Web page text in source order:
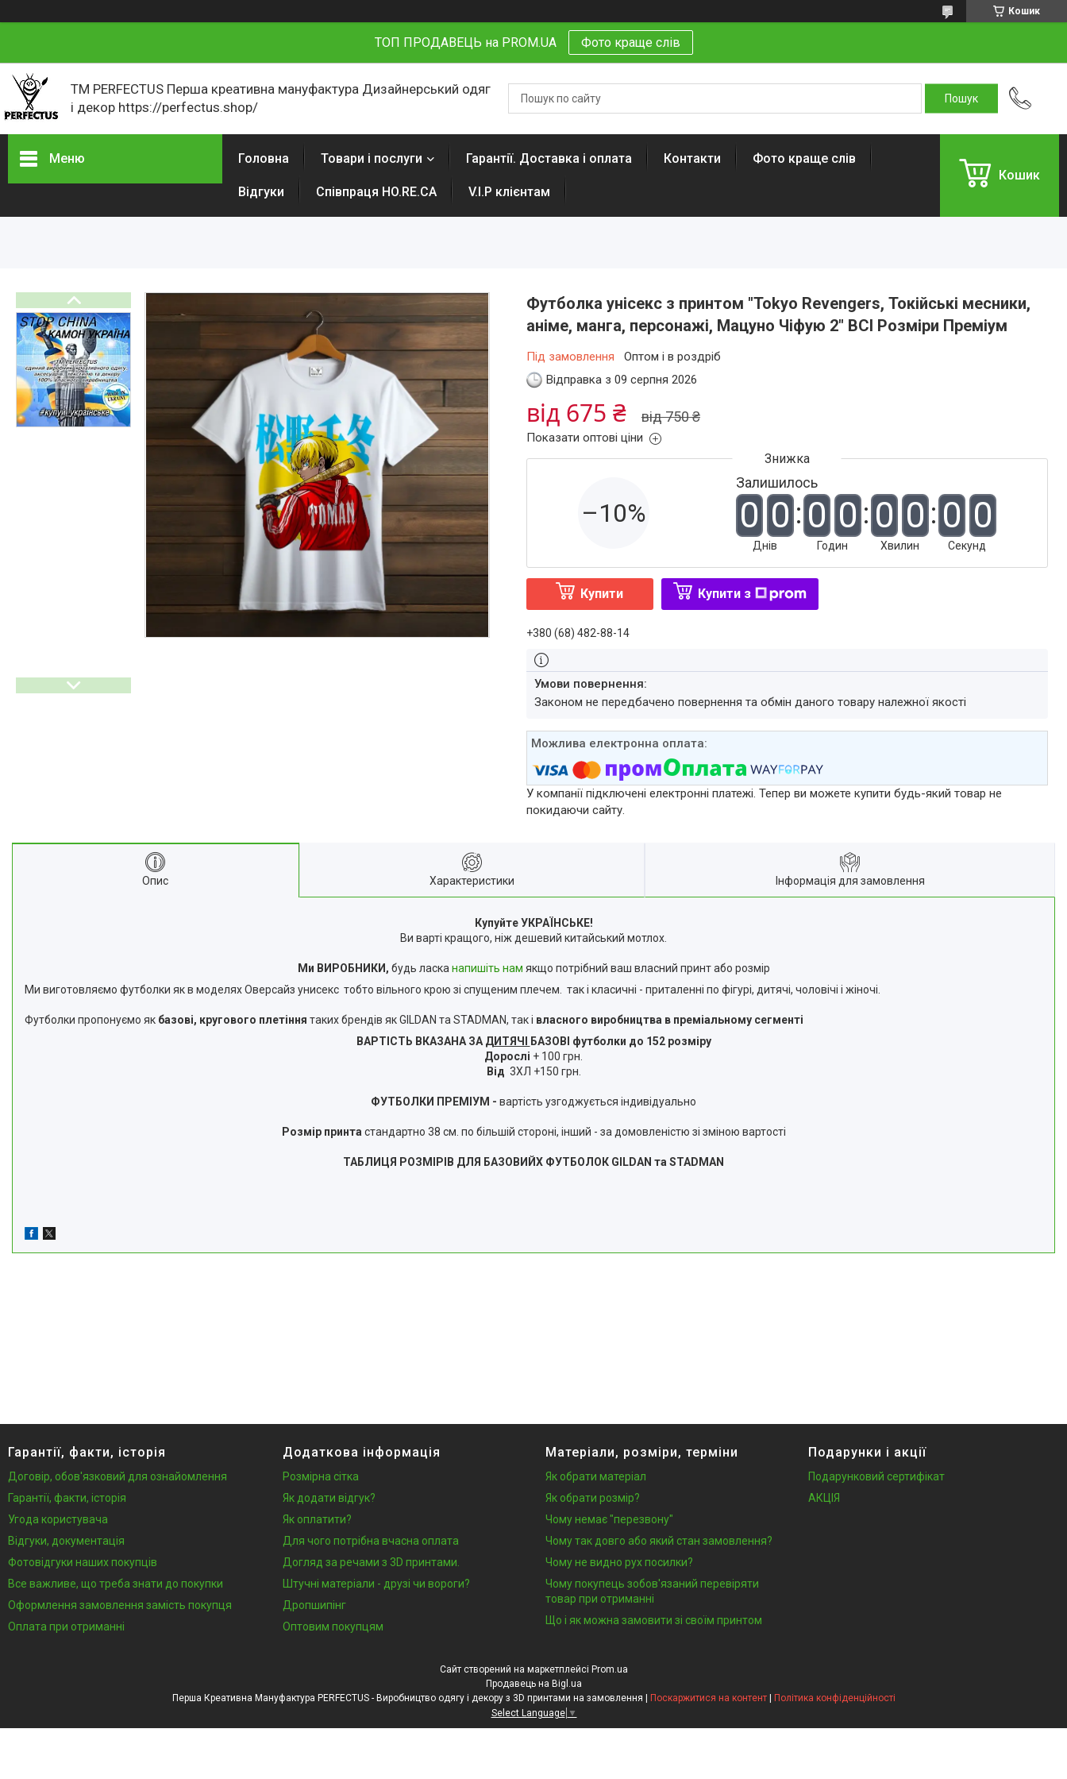
Кошик
ТОП ПРОДАВЕЦЬ на PROM.UA Фото краще слів
ТМ PERFECTUS Перша креативна мануфактура Дизайнерський одяг
і декор https://perfectus.shop/
Меню
Портфоліо
Фотогалерея
Прайси
Статті
F.A.Q
Головна Товари і послуги Гарантії. Доставка і оплата Контакти Фото краще слів
Відгуки Співпраця HO.RE.CA V.I.P клієнтам
Кошик
Футболка унісекс з принтом "Tokyo Revengers, Токійські месники,
аніме, манга, персонажі, Мацуно Чіфую 2" ВСІ Розміри Преміум
Під замовлення
Оптом і в роздріб
Відправка з 09 серпня 2026
від 750 ₴
від 675 ₴
Показати оптові ціни
–10%
Залишилось
0 0
Днів
0 0
Годин
0 0
Хвилин
0 0
Секунд
Купити Купити з
+380 (68) 482-88-14
Законом не передбачено повернення та обмін даного товару належної якості
У компанії підключені електронні платежі. Тепер ви можете купити будь-який товар не
покидаючи сайту.
Опис Характеристики Інформація для замовлення
Купуйте УКРАЇНСЬКЕ!
Ви варті кращого, ніж дешевий китайський мотлох.
Ми ВИРОБНИКИ, будь ласка напишіть нам якщо потрібний ваш власний принт або розмір
Ми виготовляємо футболки як в моделях Оверсайз унисекс тобто вільного крою зі спущеним плечем. так і класичні - приталенні по фігурі, дитячі, чоловічі і жіночі.
Футболки пропонуємо як базові, кругового плетіння таких брендів як GILDAN та STADMAN, так і власного виробництва в преміальному сегменті
ВАРТІСТЬ ВКАЗАНА ЗА ДИТЯЧІ
БАЗОВІ футболки до 152 розміру
Дорослі + 100 грн.
Від 3ХЛ +150 грн.
ФУТБОЛКИ ПРЕМІУМ - вартість узгоджується індивідуально
Розмір принта стандартно 38 см. по більшій стороні, інший - за домовленістю зі зміною вартості
ТАБЛИЦЯ РОЗМІРІВ ДЛЯ БАЗОВИЙХ ФУТБОЛОК GILDAN та STADMAN
Гарантії, факти, історія
Договір, обов'язковий для ознайомлення
Гарантії, факти, історія
Угода користувача
Відгуки, документація
Фотовідгуки наших покупців
Все важливе, що треба знати до покупки
Оформлення замовлення замість покупця
Оплата при отриманні
Додаткова інформація
Розмірна сітка
Як додати відгук?
Як оплатити?
Для чого потрібна вчасна оплата
Догляд за речами з 3D принтами.
Штучні матеріали - друзі чи вороги?
Дропшипінг
Оптовим покупцям
Матеріали, розміри, терміни
Як обрати матеріал
Як обрати розмір?
Чому немає "перезвону"
Чому так довго або який стан замовлення?
Чому не видно рух посилки?
Чому покупець зобов'язаний перевіряти
товар при отриманні
Що і як можна замовити зі своїм принтом
Подарунки і акції
Подарунковий сертифікат
АКЦІЯ
Сайт створений на маркетплейсі Prom.ua
Продавець на Bigl.ua
Поскаржитися на контент
Політика конфіденційності
Select Language ▼